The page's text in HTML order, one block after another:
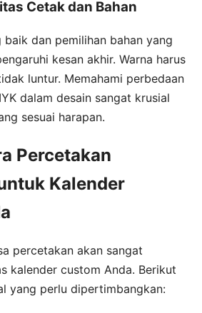
Cetak dan Bahan
baik dan pemilihan bahan yang
kesan akhir. Warna harus
luntur. Memahami perbedaan
dalam desain sangat krusial
sesuai harapan.
Percetakan
Kalender
percetakan akan sangat
kalender custom Anda. Berikut
yang perlu dipertimbangkan: